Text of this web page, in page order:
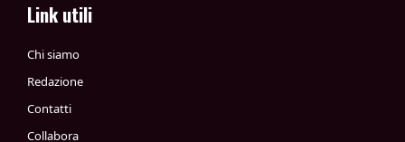
Link utili
Chi siamo
Redazione
Contatti
Collabora